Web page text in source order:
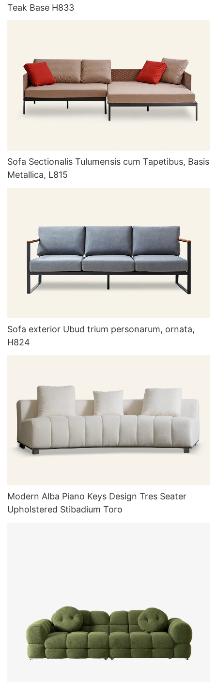
Teak Base H833
Sofa Sectionalis Tulumensis cum Tapetibus, Basis
Metallica, L815
Sofa exterior Ubud trium personarum, ornata,
H824
Modern Alba Piano Keys Design Tres Seater
Upholstered Stibadium Toro